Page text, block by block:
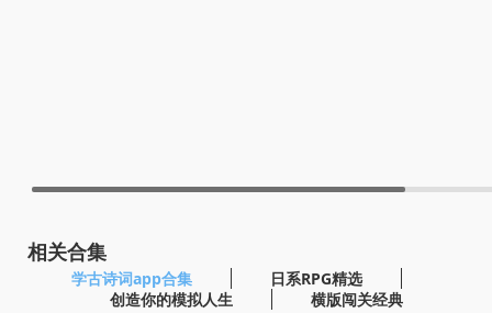
相关合集
学古诗词app合集
日系RPG精选
创造你的模拟人生
横版闯关经典